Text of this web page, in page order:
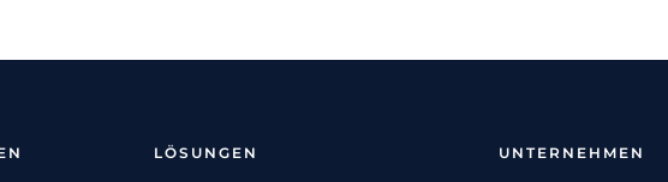
LÖSUNGEN UNTERNEHMEN